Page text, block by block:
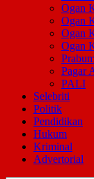
Ogan
Ogan
Ogan
Ogan
Pagar
PALI
Selebriti
Politik
Pendidikan
Hukum
Kriminal
Advertorial